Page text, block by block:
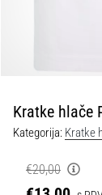
opreme
•
1 min. čitanja
Play
Kratke hlače
Kategorija: Kratke
€20,00